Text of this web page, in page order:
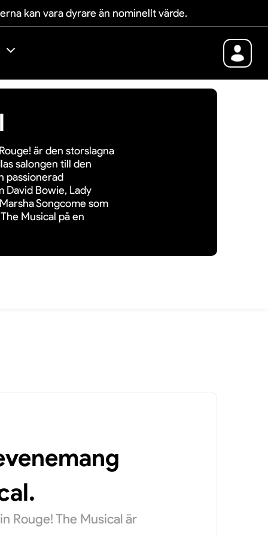
kan vara dyrare än nominellt värde.
är den storslagna
salongen till den
passionerad
David Bowie, Lady
Songcome som
Musical på en
Rouge! The Musical är